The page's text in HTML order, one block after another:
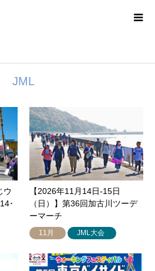
JML
ウ
･
【2026年11月14日-15日
（日）】第36回加古川ツーデ
ーマーチ
11月 JML大会